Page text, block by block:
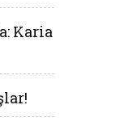
Karia